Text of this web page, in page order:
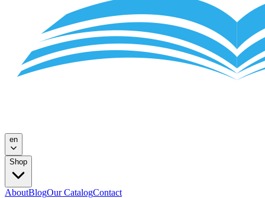
en
Shop
AboutBlogOur CatalogContact